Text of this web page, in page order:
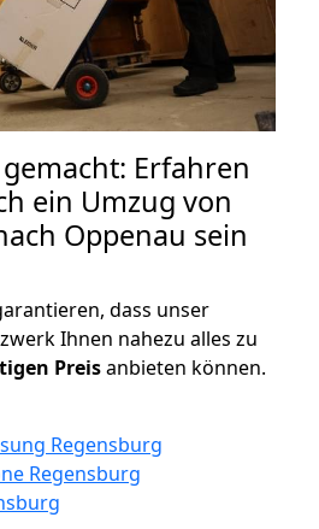
Erfahren
ein Umzug von
Oppenau sein
dass unser
Ihnen nahezu alles zu
Preisanbieten können.
Regensburg
Regensburg